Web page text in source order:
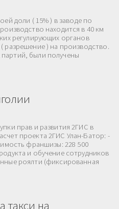
доли ( 15% ) в заводе по
находится в 40 км
регулирующих органов
разрешение ) на производство.
были получены
прав и развития 2ГИС в
проекта 2ГИС Улан-Батор: -
франшизы: 228 500
и обучение сотрудников
роялти (фиксированная
такси на